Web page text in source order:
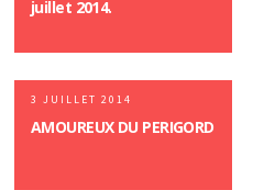
juillet 2014.
3 JUILLET 2014
AMOUREUX DU PERIGORD